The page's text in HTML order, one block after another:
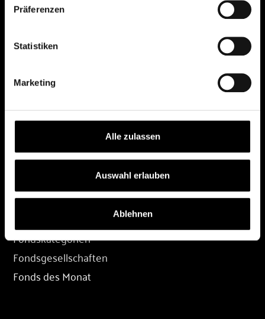
Präferenzen
Statistiken
Marketing
Alle zulassen
Auswahl erlauben
Ablehnen
All rights reserved.
Depot eröffnen
Depot übertragen
Konditionen
FONDS
Fondskategorien
Fondsgesellschaften
Fonds des Monat